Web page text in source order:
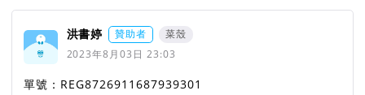
洪書婷 贊助者
菜殼
2023年8月03日 23:03
單號：REG8726911687939301